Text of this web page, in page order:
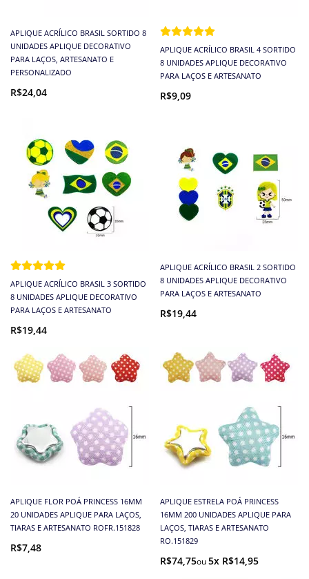
APLIQUE ACRÍLICO BRASIL SORTIDO 8
UNIDADES APLIQUE DECORATIVO
PARA LAÇOS, ARTESANATO E
PERSONALIZADO
R$24,04
APLIQUE ACRÍLICO BRASIL 4 SORTIDO
8 UNIDADES APLIQUE DECORATIVO
PARA LAÇOS E ARTESANATO
R$9,09
APLIQUE ACRÍLICO BRASIL 3 SORTIDO
8 UNIDADES APLIQUE DECORATIVO
PARA LAÇOS E ARTESANATO
R$19,44
APLIQUE ACRÍLICO BRASIL 2 SORTIDO
8 UNIDADES APLIQUE DECORATIVO
PARA LAÇOS E ARTESANATO
R$19,44
APLIQUE FLOR POÁ PRINCESS 16MM
20 UNIDADES APLIQUE PARA LAÇOS,
TIARAS E ARTESANATO ROFR.151828
R$7,48
APLIQUE ESTRELA POÁ PRINCESS
16MM 200 UNIDADES APLIQUE PARA
LAÇOS, TIARAS E ARTESANATO
RO.151829
R$74,75 5x R$14,95